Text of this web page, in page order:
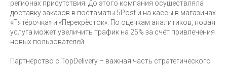
регионах присутствия. До этого компания осуществляла
доставку заказов в постаматы 5Post и на кассы в магазинах
«Пятёрочка» и «Перекрёсток». По оценкам аналитиков, новая
услуга может увеличить трафик на 25% за счёт привлечения
новых пользователей.
Партнёрство с TopDelivery – важная часть стратегического